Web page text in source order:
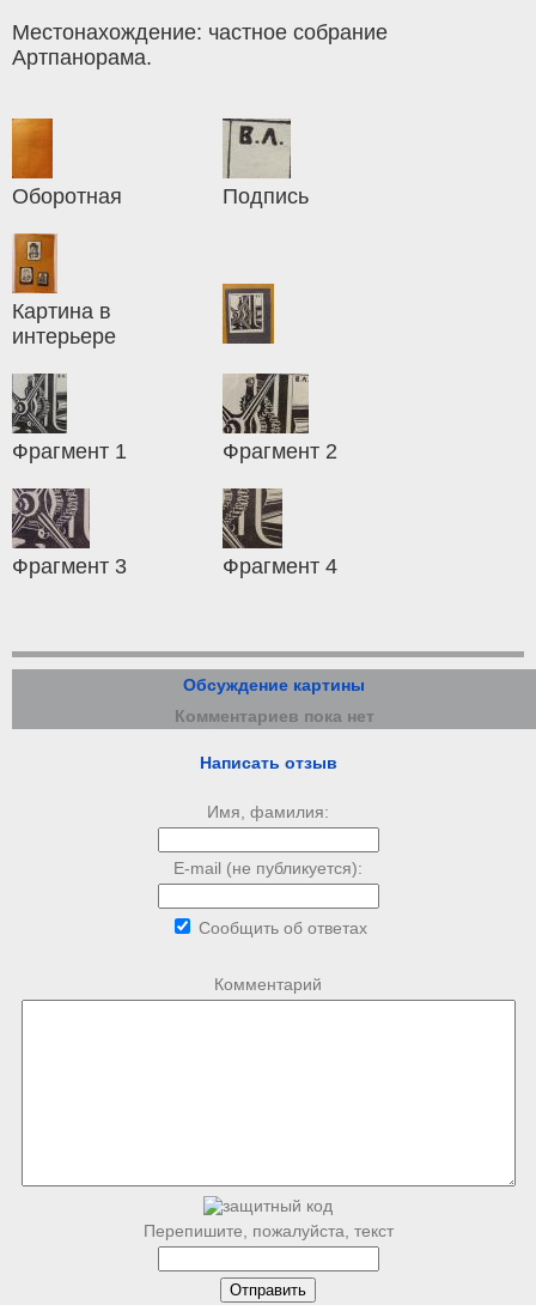
Местонахождение: частное собрание
Артпанорама.
Оборотная Подпись
Картина в
интерьере
Фрагмент 1 Фрагмент 2
Фрагмент 3 Фрагмент 4
Обсуждение картины
Комментариев пока нет
Написать отзыв
Имя, фамилия:
E-mail (не публикуется):
Сообщить об ответах
Комментарий
Перепишите, пожалуйста, текст